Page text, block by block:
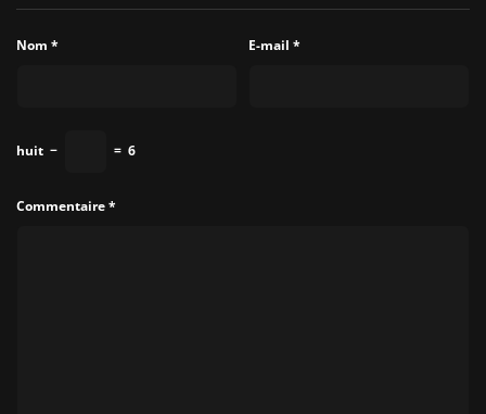
Nom * E-mail *
huit − = 6
Commentaire*